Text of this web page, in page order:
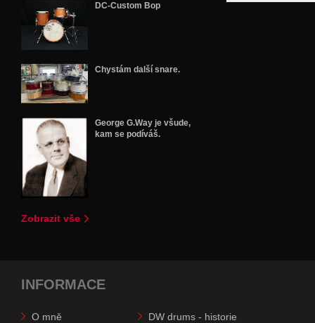
DC-Custom Bop
Chystám další snare.
George G.Way je všude,
kam se podíváš.
Zobrazit vše
INFORMACE
O mně
DW drums - historie